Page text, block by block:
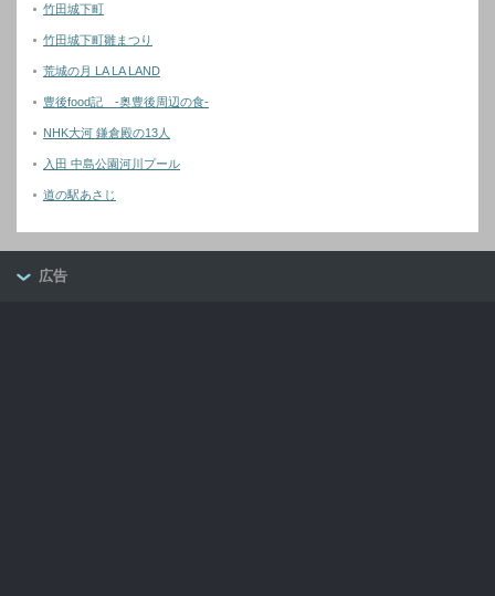
竹田城下町
竹田城下町雛まつり
荒城の月 LA LA LAND
豊後food記 -奥豊後周辺の食-
NHK大河 鎌倉殿の13人
入田 中島公園河川プール
道の駅あさじ
広告